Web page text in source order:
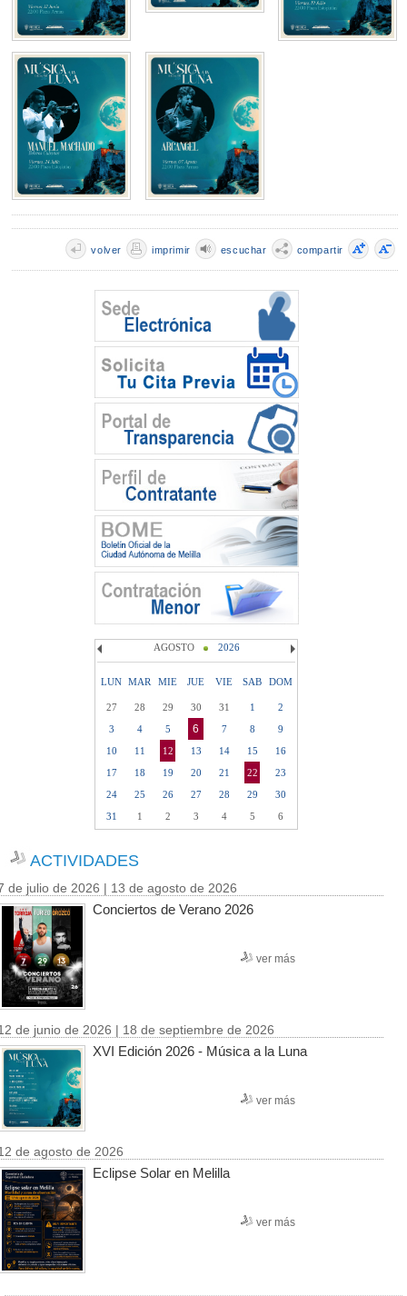
compartir
escuchar
imprimir
volver
AGOSTO 2026
LUN MAR MIE JUE VIE SAB DOM
27 28 29 30 31 1
2
3
4 5 6 7 8
9
10
11 12 13 14 15
16
17
18 19 20 21 22
23
24
25 26 27 28 29
30
31
1 2 3 4 5 6
ACTIVIDADES
de julio de 2026 | 13 de agosto de 2026
Conciertos de Verano 2026
ver más
de junio de 2026 | 18 de septiembre de 2026
XVI Edición 2026 - Música a la Luna
ver más
de agosto de 2026
Eclipse Solar en Melilla
ver más